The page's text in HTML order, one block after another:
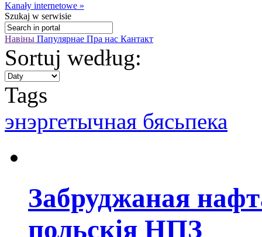
Kanały internetowe »
Szukaj w serwisie
Навіны Папулярнае Пра нас Кантакт
Sortuj według:
Tags
энэргетычная бясьпека
Забруджаная
польскія НПЗ